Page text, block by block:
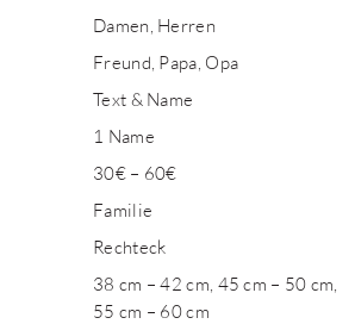
Damen, Herren
Freund, Papa, Opa
Text & Name
1 Name
30€ – 60€
Familie
Rechteck
38 cm – 42 cm, 45 cm – 50 cm,
55 cm – 60 cm